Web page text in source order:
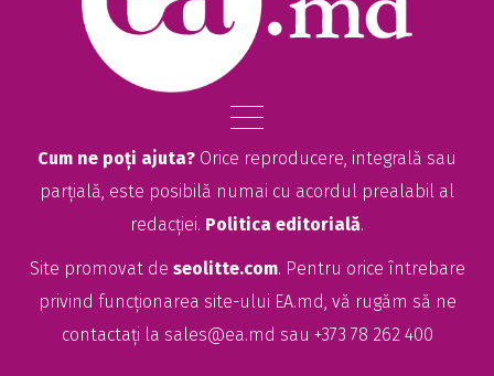
Cum ne poți ajuta? Orice reproducere, integrală sau
parțială, este posibilă numai cu acordul prealabil al
redacției. Politica editorială.
Site promovat de seolitte.com. Pentru orice întrebare
privind funcționarea site-ului EA.md, vă rugăm să ne
contactați la sales@ea.md sau +373 78 262 400